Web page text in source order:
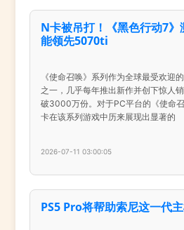
N卡被吊打！《黑色行动7
能领先5070ti
《使命召唤》系列作为全球最受欢迎
之一，几乎每年推出新作并创下惊人
破3000万份。对于PC平台的《使命
卡在该系列游戏中历来展现出显著的
2026-07-11 03:00:05
PS5 Pro将帮助索尼这一代